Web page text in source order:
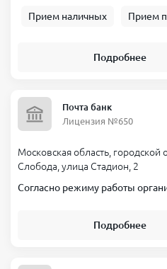
Прием наличных Прием
Подробнее
Почта банк
Лицензия №650
Московская область, городской
Слобода, улица Стадион, 2
Согласно режиму работы
Подробнее